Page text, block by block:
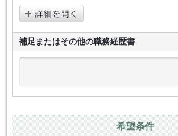
補足またはその他の職務経歴書
希望条件